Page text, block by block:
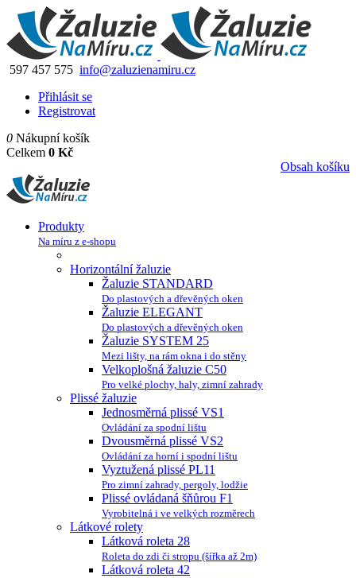
597 457 575 info@zaluzienamiru.cz
Přihlásit se
Registrovat
0 Nákupní košík
Celkem 0 Kč
Obsah košíku
Produkty
Na míru z e-shopu
Horizontální žaluzie
Žaluzie STANDARD
Do plastových a dřevěných oken
Žaluzie ELEGANT
Do plastových a dřevěných oken
Žaluzie SYSTEM 25
Mezi lišty, na rám okna i do stěny
Velkoplošná žaluzie C50
Pro velké plochy, haly, zimní zahrady
Plissé žaluzie
Jednosměrná plissé VS1
Ovládání za spodní lištu
Dvousměrná plissé VS2
Ovládání za horní i spodní lištu
Vyztužená plissé PL11
Pro zimní zahrady, pergoly, lodžie
Plissé ovládaná šňůrou F1
Vyrobitelná i ve velkých rozměrech
Látkové rolety
Látková roleta 28
Roleta do zdi či stropu (šířka až 2m)
Látková roleta 42